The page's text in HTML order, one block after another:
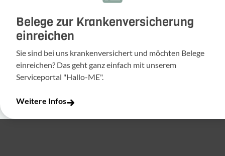
Belege zur Krankenversicherung
einreichen
Sie sind bei uns krankenversichert und möchten Belege
einreichen? Das geht ganz einfach mit unserem
Serviceportal "Hallo-ME".
Weitere Infos